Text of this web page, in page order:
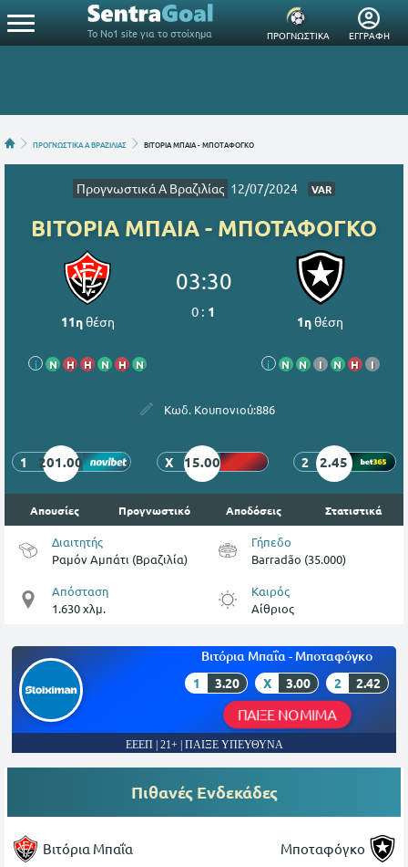
Το Νο1 site για το στοίχημα ΠΡΟΓΝΩΣΤΙΚΑ ΕΓΓΡΑΦΗ
ΠΡΟΓΝΩΣΤΙΚΑ Α ΒΡΑΖΙΛΙΑΣ ΒΙΤΟΡΙΑ ΜΠΑΙΑ - ΜΠΟΤΑΦΟΓΚΟ
Προγνωστικά Α Βραζιλίας 12/07/2024 VAR
ΒΙΤΟΡΙΑ ΜΠΑΙΑ - ΜΠΟΤΑΦΟΓΚΟ
11ηθέση
i Ν Η Η Ν Η Ν
03:30
0 : 1
1ηθέση
i Ν Ν Ι Ν Η Ι
Κωδ. Κουπονιού:886
1 201.00 X 15.00 2 2.45
Απουσίες Προγνωστικό Αποδόσεις Στατιστικά
Διαιτητής
Ραμόν Αμπάτι (Βραζιλία)
Γήπεδο
Barradão (35.000)
Απόσταση
1.630 χλμ.
Καιρός
Αίθριος
Βιτόρια Μπαΐα - Μποταφόγκο
1 3.20 X 3.00 2 2.42
ΠΑΙΞΕ ΝΟΜΙΜΑ
ΕΕΕΠ | 21+ | ΠΑΙΞΕ ΥΠΕΥΘΥΝΑ
Πιθανές Ενδεκάδες
Βιτόρια Μπαΐα Μποταφόγκο